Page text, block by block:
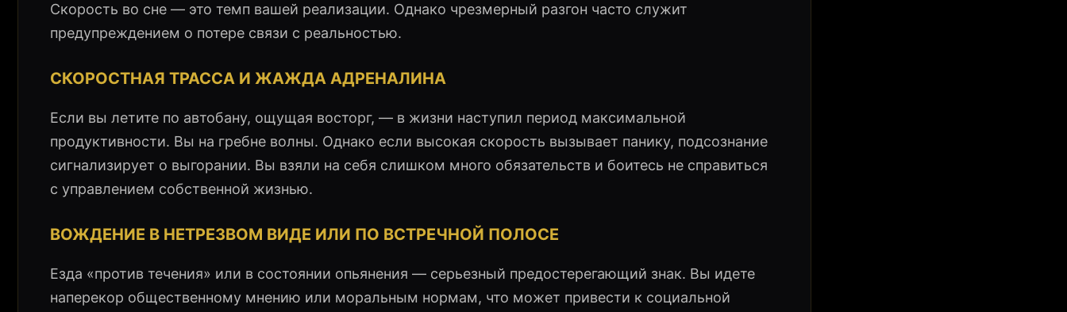
Скорость во сне — это темп вашей реализации. Однако чрезмерный разгон часто служит
предупреждением о потере связи с реальностью.
СКОРОСТНАЯ ТРАССА И ЖАЖДА АДРЕНАЛИНА
Если вы летите по автобану, ощущая восторг, — в жизни наступил период максимальной
продуктивности. Вы на гребне волны. Однако если высокая скорость вызывает панику, подсознание
сигнализирует о выгорании. Вы взяли на себя слишком много обязательств и боитесь не справиться
с управлением собственной жизнью.
ВОЖДЕНИЕ В НЕТРЕЗВОМ ВИДЕ ИЛИ ПО ВСТРЕЧНОЙ ПОЛОСЕ
Езда «против течения» или в состоянии опьянения — серьезный предостерегающий знак. Вы идете
наперекор общественному мнению или моральным нормам, что может привести к социальной